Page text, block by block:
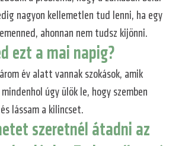
nagyon kellemetlen tud lenni, ha egy
ahonnan nem tudsz kijönni.
ezt a mai napig?
év alatt vannak szokások, amik
úgy ülök le, hogy szemben
lássam a kilincset.
szeretnél átadni az